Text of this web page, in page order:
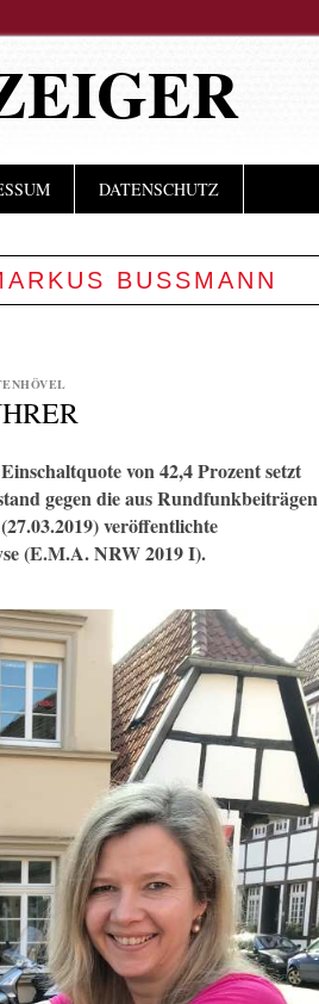
DATENSCHUTZ
BUSSMANN
von 42,4 Prozent setzt
gegen die aus Rundfunkbeiträgen
veröffentlichte
(E.M.A. NRW 2019 I).